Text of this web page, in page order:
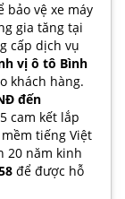
bảo vệ xe máy
gia tăng tại
cấp dịch vụ
vị ô tô Bình
khách hàng.
đến
cam kết lắp
tiếng Việt
20 năm kinh
để được hỗ